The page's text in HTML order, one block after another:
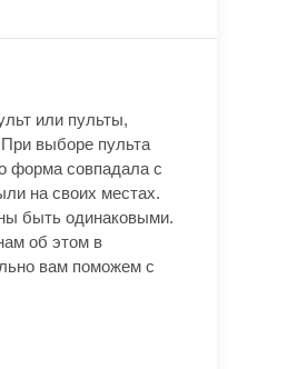
или пульты,
выборе пульта
форма совпадала с
на своих местах.
быть одинаковыми.
об этом в
вам поможем с